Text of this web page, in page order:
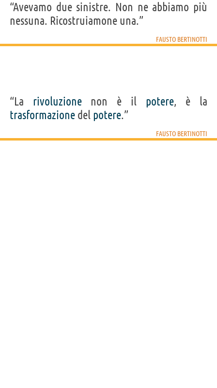
“Avevamo due sinistre. Non ne abbiamo più
nessuna. Ricostruiamone una.”
FAUSTO BERTINOTTI
“La rivoluzionenon è il potere, è la
trasformazione del potere.”
FAUSTO BERTINOTTI